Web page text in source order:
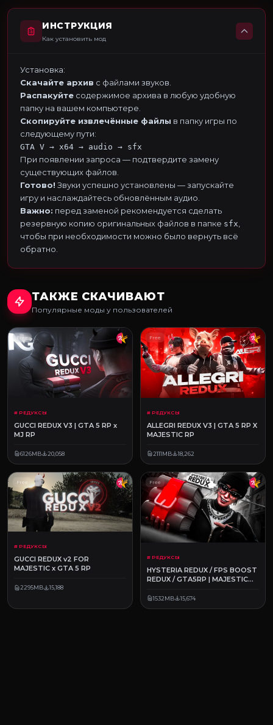
ИНСТРУКЦИЯ
Как установить мод
Установка:
Скачайте архив с файлами звуков.
Распакуйте содержимое архива в любую удобную
папку на вашем компьютере.
Скопируйте извлечённые файлы в папку игры по
следующему пути:
GTA V → x64 → audio → sfx
При появлении запроса — подтвердите замену
существующих файлов.
Готово! Звуки успешно установлены — запускайте
игру и наслаждайтесь обновлённым аудио.
Важно: перед заменой рекомендуется сделать
резервную копию оригинальных файлов в папке sfx
чтобы при необходимости можно было вернуть всё
обратно.
ТАКЖЕ СКАЧИВАЮТ
Популярные моды у пользователей
Free
# РЕДУКСЫ
GUCCI REDUX V3 | GTA 5 RP x
MJ RP
6126MB 20,058
Free
# РЕДУКСЫ
ALLEGRI REDUX V3 | GTA 5 RP X
MAJESTIC RP
2111MB 18,262
Free
# РЕДУКСЫ
GUCCI REDUX v2 FOR
MAJESTIC x GTA 5 RP
2295MB 15,188
Free
# РЕДУКСЫ
HYSTERIA REDUX / FPS BOOST
REDUX / GTA5RP | MAJESTIC
1532MB 15,674